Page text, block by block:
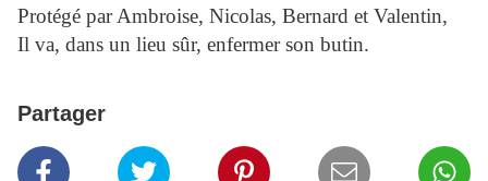
Protégé par Ambroise, Nicolas, Bernard et Valentin,
Il va, dans un lieu sûr, enfermer son butin.
Partager